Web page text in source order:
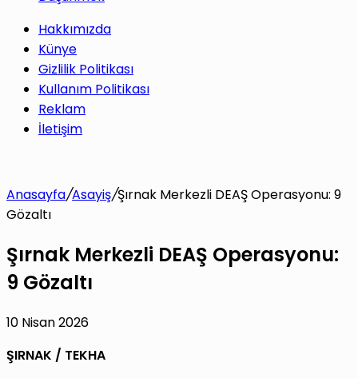
Hakkımızda
Künye
Gizlilik Politikası
Kullanım Politikası
Reklam
İletişim
Anasayfa/Asayiş/Şırnak Merkezli DEAŞ Operasyonu: 9
Gözaltı
Şırnak Merkezli DEAŞ Operasyonu:
9 Gözaltı
10 Nisan 2026
ŞIRNAK / TEKHA